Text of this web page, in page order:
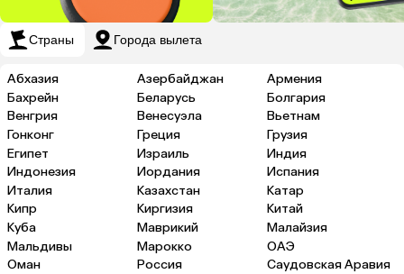
Страны Города вылета
Абхазия Азербайджан
Армения
Бахрейн
Беларусь
Болгария
Венгрия
Венесуэла
Вьетнам
Гонконг
Греция
Грузия
Египет
Израиль
Индия
Индонезия
Иордания
Испания
Италия
Казахстан
Катар
Кипр
Киргизия
Китай
Куба
Маврикий
Малайзия
Мальдивы
Марокко
ОАЭ
Оман
Россия
Саудовская Аравия